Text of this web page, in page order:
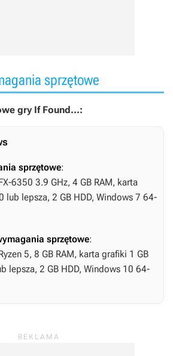
sprzętowe
gry If Found...:
sprzętowe:
6350 3.9 GHz, 4 GB RAM, karta
lub lepsza, 2 GB HDD, Windows 7 64-
sprzętowe:
5, 8 GB RAM, karta grafiki 1 GB
lepsza, 2 GB HDD, Windows 10 64-